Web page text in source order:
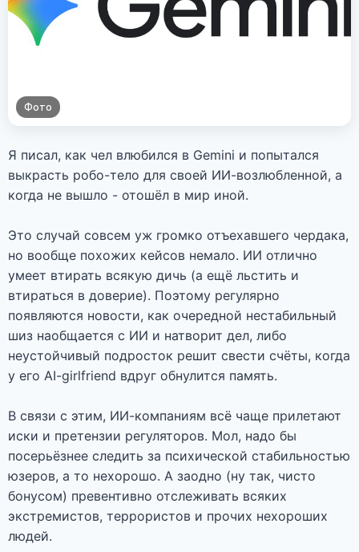
Фото
Я писал, как чел влюбился в Gemini и попытался
выкрасть робо-тело для своей ИИ-возлюбленной, а
когда не вышло - отошёл в мир иной.
Это случай совсем уж громко отъехавшего чердака,
но вообще похожих кейсов немало. ИИ отлично
умеет втирать всякую дичь (а ещё льстить и
втираться в доверие). Поэтому регулярно
появляются новости, как очередной нестабильный
шиз наобщается с ИИ и натворит дел, либо
неустойчивый подросток решит свести счёты, когда
у его AI-girlfriend вдруг обнулится память.
В связи с этим, ИИ-компаниям всё чаще прилетают
иски и претензии регуляторов. Мол, надо бы
посерьёзнее следить за психической стабильностью
юзеров, а то нехорошо. А заодно (ну так, чисто
бонусом) превентивно отслеживать всяких
экстремистов, террористов и прочих нехороших
людей.